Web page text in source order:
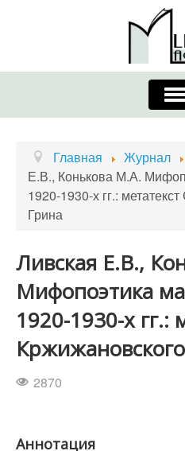
Журнал
Издательская этика
Список
Главная Журнал
Е.В., Конькова М.А.
1920-1930-х гг.:
Грина
Ливская Е.В.,
Мифопоэтика
1920-1930-х гг.:
2870
Аннотация